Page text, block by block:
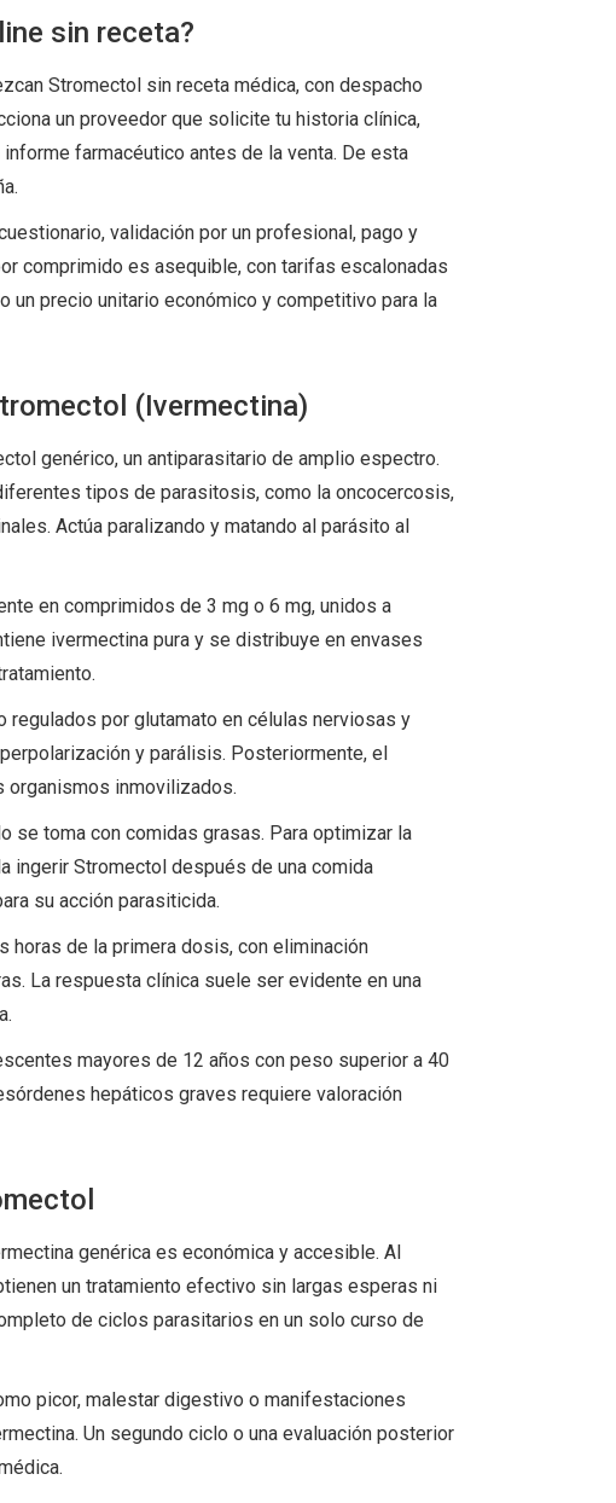
sin receta?
Stromectol sin receta médica, con despacho
un proveedor que solicite tu historia clínica,
farmacéutico antes de la venta. De esta
validación por un profesional, pago y
comprimido es asequible, con tarifas escalonadas
un precio unitario económico y competitivo para la
(Ivermectina)
genérico, un antiparasitario de amplio espectro.
tipos de parasitosis, como la oncocercosis,
Actúa paralizando y matando al parásito al
en comprimidos de 3 mg o 6 mg, unidos a
ivermectina pura y se distribuye en envases
por glutamato en células nerviosas y
y parálisis. Posteriormente, el
organismos inmovilizados.
se toma con comidas grasas. Para optimizar la
ingerir Stromectol después de una comida
su acción parasiticida.
horas de la primera dosis, con eliminación
La respuesta clínica suele ser evidente en una
mayores de 12 años con peso superior a 40
hepáticos graves requiere valoración
genérica es económica y accesible. Al
un tratamiento efectivo sin largas esperas ni
de ciclos parasitarios en un solo curso de
picor, malestar digestivo o manifestaciones
Un segundo ciclo o una evaluación posterior